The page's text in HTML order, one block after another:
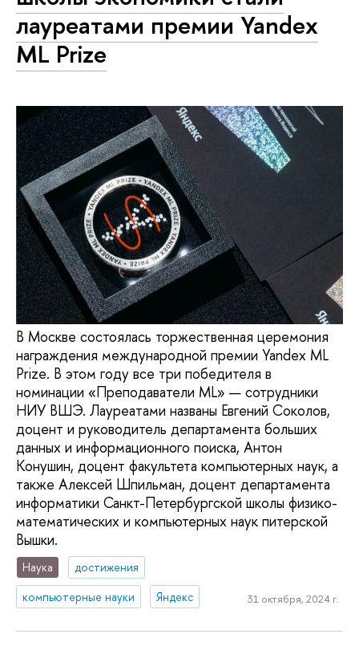
лауреатами премии Yandex
ML Prize
В Москве состоялась торжественная церемония
награждения международной премии Yandex ML
Prize. В этом году все три победителя в
номинации «Преподаватели ML» — сотрудники
НИУ ВШЭ. Лауреатами названы Евгений Соколов,
доцент и руководитель департамента больших
данных и информационного поиска, Антон
Конушин, доцент факультета компьютерных наук, а
также Алексей Шпильман, доцент департамента
информатики Санкт-Петербургской школы физико-
математических и компьютерных наук питерской
Вышки.
Наука
достижения
компьютерные науки
Яндекс 31 октября, 2024 г.